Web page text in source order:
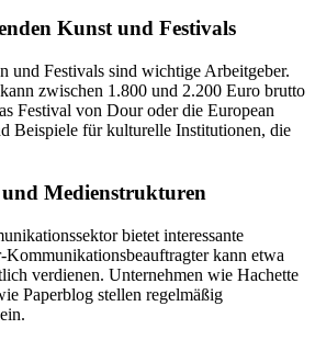
Kunst und Festivals
und Festivals sind wichtige Arbeitgeber.
zwischen 1.800 und 2.200 Euro brutto
Festival von Dour oder die European
Beispiele für kulturelle Institutionen, die
Medienstrukturen
bietet interessante
kann etwa
verdienen. Unternehmen wie Hachette
Paperblog stellen regelmäßig